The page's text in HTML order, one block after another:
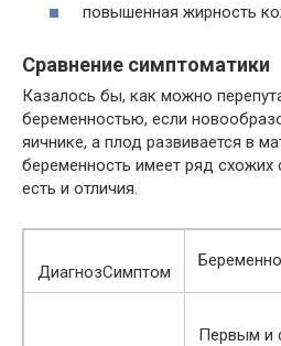
повышенная жирность
Сравнение симптоматики
Казалось бы, как можно
беременностью, если
яичнике, а плод развивается в
беременность имеет ряд схожих
есть и отличия.
ДиагнозСимптом
Первым и